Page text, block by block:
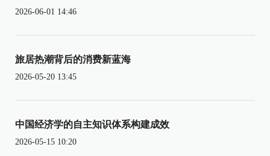
2026-06-01 14:46
旅居热潮背后的消费新蓝海
2026-05-20 13:45
中国经济学的自主知识体系构建成效
2026-05-15 10:20